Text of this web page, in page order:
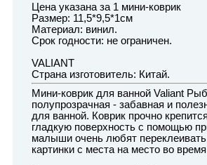
Цена указана за 1 мини-коврик
Размер: 11,5*9,5*1см
Материал: винил.
Срок годности: не ограничен.
VALIANT
Страна изготовитель: Китай.
Мини-коврик для ванной Valiant
полупрозрачная - забавная и
для ванной. Коврик прочно
гладкую поверхность с помощью
малыши очень любят переклеивать
картинки с места на место во